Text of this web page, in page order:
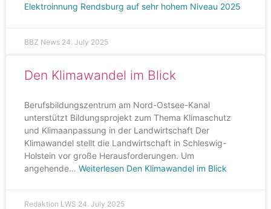
Elektroinnung Rendsburg auf sehr hohem Niveau 2025
BBZ News 24. July 2025
Den Klimawandel im Blick
Berufsbildungszentrum am Nord-Ostsee-Kanal
unterstützt Bildungsprojekt zum Thema Klimaschutz
und Klimaanpassung in der Landwirtschaft Der
Klimawandel stellt die Landwirtschaft in Schleswig-
Holstein vor große Herausforderungen. Um
angehende… Weiterlesen Den Klimawandel im Blick
Redaktion LWS 24. July 2025